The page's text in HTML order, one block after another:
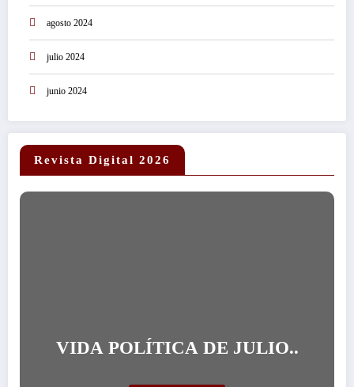
agosto 2024
julio 2024
junio 2024
Revista Digital 2026
VIDA POLÍTICA DE JULIO..